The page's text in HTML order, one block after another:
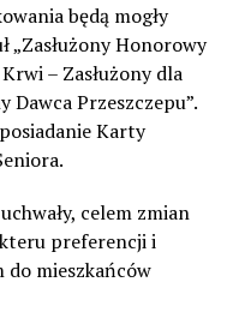
będą mogły
„Zasłużony Honorowy
– Zasłużony dla
Dawca Przeszczepu”.
Karty
celem zmian
preferencji i
do mieszkańców